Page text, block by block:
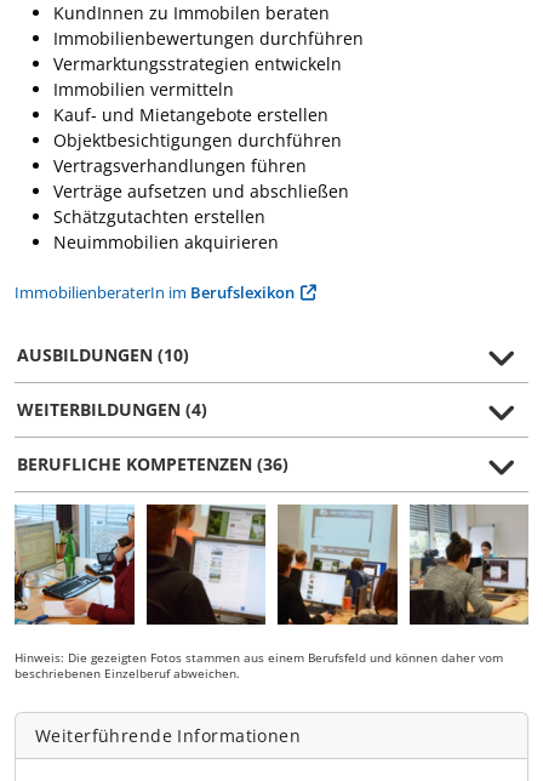
KundInnen zu Immobilen beraten
Immobilienbewertungen durchführen
Vermarktungsstrategien entwickeln
Immobilien vermitteln
Kauf- und Mietangebote erstellen
Objektbesichtigungen durchführen
Vertragsverhandlungen führen
Verträge aufsetzen und abschließen
Schätzgutachten erstellen
Neuimmobilien akquirieren
ImmobilienberaterIn im Berufslexikon
AUSBILDUNGEN (10)
WEITERBILDUNGEN (4)
BERUFLICHE KOMPETENZEN (36)
Hinweis: Die gezeigten Fotos stammen aus einem Berufsfeld und können daher vom
beschriebenen Einzelberuf abweichen.
Weiterführende Informationen